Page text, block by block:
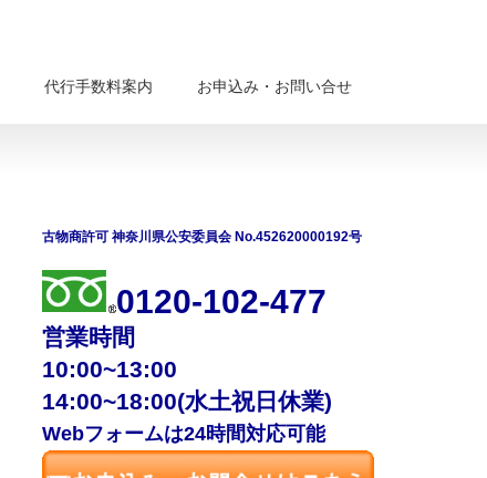
代行手数料案内 お申込み・お問い合せ
古物商許可 神奈川県公安委員会 No.452620000192号
0120-102-477
営業時間
10:00~13:00
14:00~18:00(水土祝日休業)
Webフォームは24時間対応可能